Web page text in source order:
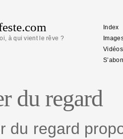
à qui vient le rêve ?
Index
Vidéos
du regard
du regard